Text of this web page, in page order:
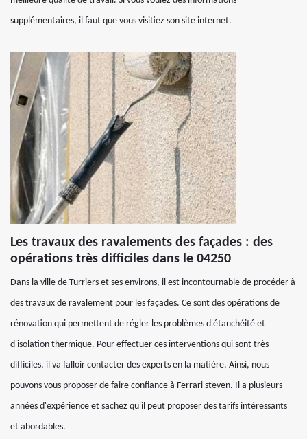
supplémentaires, il faut que vous visitiez son site internet.
Les travaux des ravalements des façades : des
opérations très difficiles dans le 04250
Dans la ville de Turriers et ses environs, il est incontournable de procéder à
des travaux de ravalement pour les façades. Ce sont des opérations de
rénovation qui permettent de régler les problèmes d'étanchéité et
d'isolation thermique. Pour effectuer ces interventions qui sont très
difficiles, il va falloir contacter des experts en la matière. Ainsi, nous
pouvons vous proposer de faire confiance à Ferrari steven. Il a plusieurs
années d'expérience et sachez qu'il peut proposer des tarifs intéressants
et abordables.